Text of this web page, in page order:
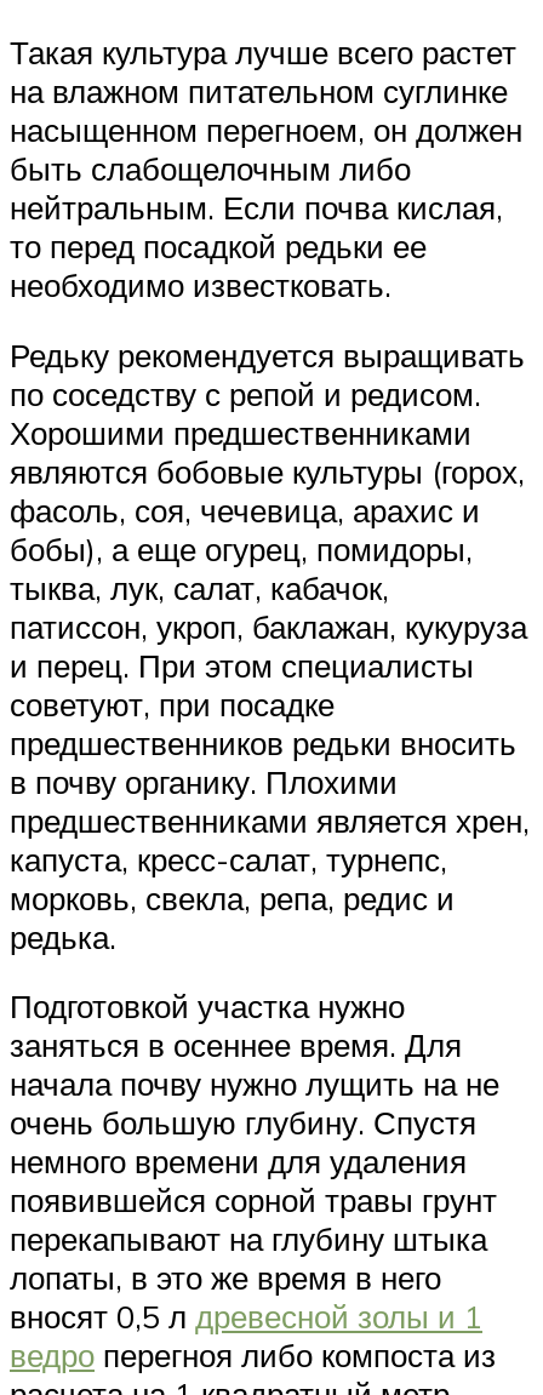
Такая культура лучше всего растет
на влажном питательном суглинке
насыщенном перегноем, он должен
быть слабощелочным либо
нейтральным. Если почва кислая,
то перед посадкой редьки ее
необходимо известковать.
Редьку рекомендуется выращивать
по соседству с репой и редисом.
Хорошими предшественниками
являются бобовые культуры (горох,
фасоль, соя, чечевица, арахис и
бобы), а еще огурец, помидоры,
тыква, лук, салат, кабачок,
патиссон, укроп, баклажан, кукуруза
и перец. При этом специалисты
советуют, при посадке
предшественников редьки вносить
в почву органику. Плохими
предшественниками является хрен,
капуста, кресс-салат, турнепс,
морковь, свекла, репа, редис и
редька.
Подготовкой участка нужно
заняться в осеннее время. Для
начала почву нужно лущить на не
очень большую глубину. Спустя
немного времени для удаления
появившейся сорной травы грунт
перекапывают на глубину штыка
лопаты, в это же время в него
вносят 0,5 л древесной золы и 1
ведро перегноя либо компоста из